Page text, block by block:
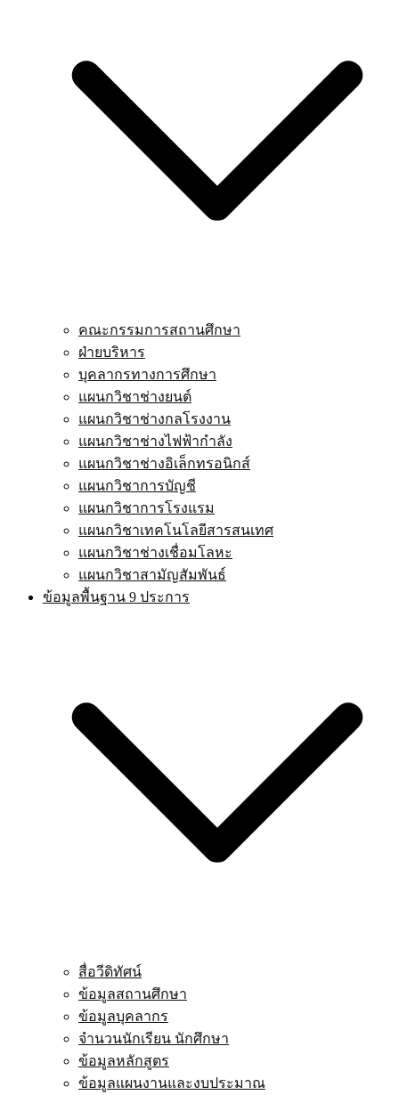
คณะกรรมการสถานศึกษา
ฝ่ายบริหาร
บุคลากรทางการศึกษา
แผนกวิชาช่างยนต์
แผนกวิชาช่างกลโรงงาน
แผนกวิชาช่างไฟฟ้ากำลัง
แผนกวิชาช่างอิเล็กทรอนิกส์
แผนกวิชาการบัญชี
แผนกวิชาการโรงแรม
แผนกวิชาเทคโนโลยีสารสนเทศ
แผนกวิชาช่างเชื่อมโลหะ
แผนกวิชาสามัญสัมพันธ์
ข้อมูลพื้นฐาน 9 ประการ
สื่อวีดิทัศน์
ข้อมูลสถานศึกษา
ข้อมูลบุคลากร
จำนวนนักเรียน นักศึกษา
ข้อมูลหลักสูตร
ข้อมูลแผนงานและงบประมาณ